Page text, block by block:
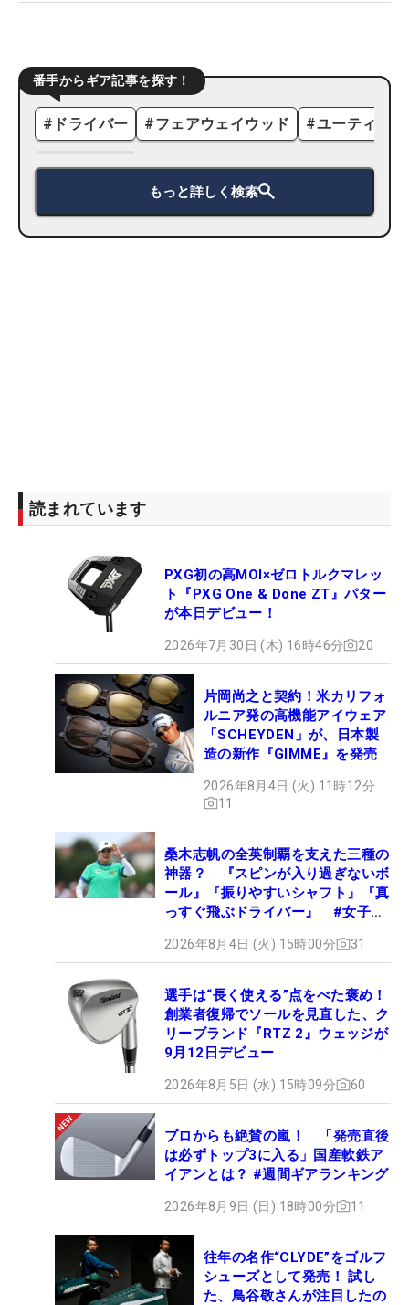
番手からギア記事を探す！
# ドライバー #フェアウェイウッド #ユーティリ
もっと詳しく検索
読まれています
PXG初の高MOI×ゼロトルクマレッ
ト『PXG One & Done ZT』パター
が本日デビュー！
2026年7月30日 (木) 16時46分 20
片岡尚之と契約！米カリフォ
ルニア発の高機能アイウェア
「SCHEYDEN」が、日本製
造の新作『GIMME』を発売
2026年8月4日 (火) 11時12分
11
桑木志帆の全英制覇を支えた三種の
神器？ 『スピンが入り過ぎないボ
ール』『振りやすいシャフト』『真
っすぐ飛ぶドライバー』 #女子プ
2026年8月4日 (火) 15時00分 31
選手は“長く使える”点をべた褒め！
創業者復帰でソールを見直した、ク
リーブランド『RTZ 2』ウェッジが
9月12日デビュー
2026年8月5日 (水) 15時09分 60
プロからも絶賛の嵐！ 「発売直後
は必ずトップ3に入る」国産軟鉄ア
イアンとは？ #週間ギアランキング
2026年8月9日 (日) 18時00分 11
往年の名作“CLYDE”をゴルフ
シューズとして発売！ 試し
た、鳥谷敬さんが注目したの